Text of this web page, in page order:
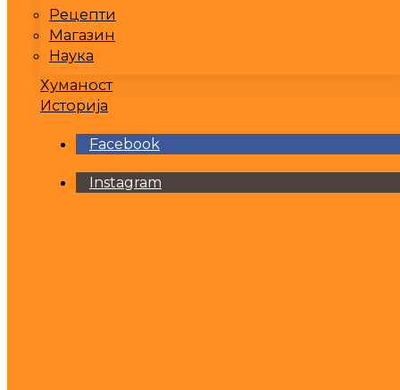
Рецепти
Магазин
Наука
Хуманост
Историја
Facebook
Instagram